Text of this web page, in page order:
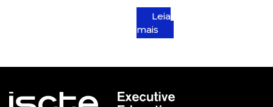
Leia
mais